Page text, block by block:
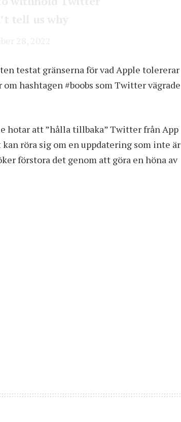
testat gränserna för vad Apple tolererar
hashtagen #boobs som Twitter vägrade
hotar att ”hålla tillbaka” Twitter från App
röra sig om en uppdatering som inte är
förstora det genom att göra en höna av